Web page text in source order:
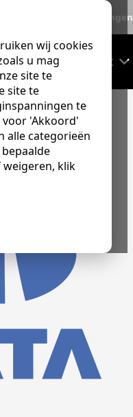
756 Beoordelingen
Trainingsoverzicht
wij cookies
u mag
site te
site te
te
'Akkoord'
alle categorieën
klik